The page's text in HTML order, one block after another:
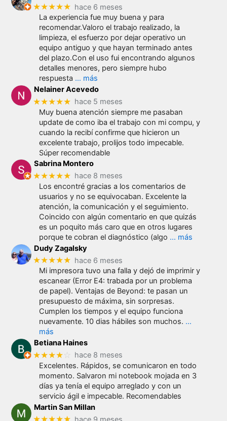
★★★★★ hace 6 meses
La experiencia fue muy buena y para
recomendar.Valoro el trabajo realizado, la
limpieza, el esfuerzo por dejar operativo un
equipo antiguo y que hayan terminado antes
del plazo.Con el uso fui encontrando algunos
detalles menores, pero siempre hubo
respuesta … más
Nelainer Acevedo
★★★★★ hace 5 meses
Muy buena atención siempre me pasaban
update de como iba el trabajo con mi compu, y
cuando la recibí confirme que hicieron un
excelente trabajo, prolijos todo impecable.
Súper recomendable
Sabrina Montero
★★★★★ hace 8 meses
Los encontré gracias a los comentarios de
usuarios y no se equivocaban. Excelente la
atención, la comunicación y el seguimiento.
Coincido con algún comentario en que quizás
es un poquito más caro que en otros lugares
porque te cobran el diagnóstico (algo … más
Dudy Zagalsky
★★★★★ hace 6 meses
Mi impresora tuvo una falla y dejó de imprimir y
escanear (Error E4: trabada por un problema
de papel). Ventajas de Beyond: te pasan un
presupuesto de máxima, sin sorpresas.
Cumplen los tiempos y el equipo funciona
nuevamente. 10 dias hábiles son muchos. …
más
Betiana Haines
★★★★ ☆
hace 8 meses
Excelentes. Rápidos, se comunicaron en todo
momento. Salvaron mi notebook mojada en 3
días ya tenía el equipo arreglado y con un
servicio ágil e impecable. Recomendables
Martin San Millan